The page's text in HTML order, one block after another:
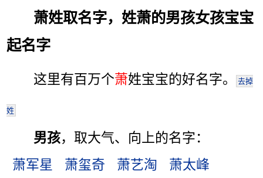
萧姓取名字，姓萧的男孩女孩宝宝
起名字
这里有百万个萧姓宝宝的好名字。 去掉
姓
男孩，取大气、向上的名字：
萧军星
萧玺奇 萧艺淘
萧太峰